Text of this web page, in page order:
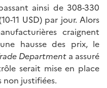
ainsi de 308-330
11 USD) par jour. Alors
craignent
hausse des prix, le
Department a assuré
serait mise en place
non justifiées.